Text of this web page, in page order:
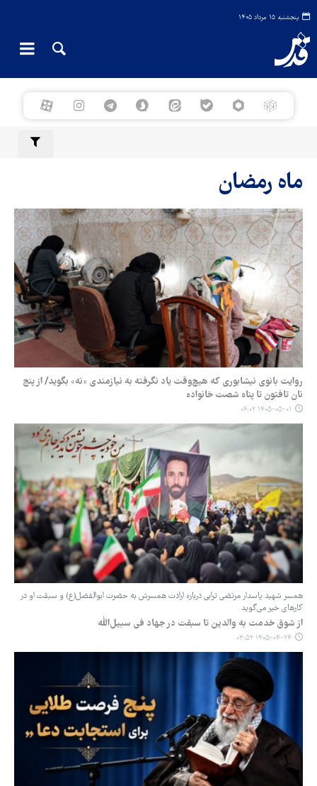
پنجشنبه ۱۵ مرداد ۱۴۰۵
ماه رمضان
روایت بانوی نیشابوری که هیچ‌وقت یاد نگرفته به نیازمندی «نه» بگوید/ از پنج
نان تافتون تا پناه شصت خانواده
۱۴۰۵-۰۵-۰۱ ۰۶:۰۲
همسر شهید پاسدار مرتضی ترابی درباره ارادت همسرش به حضرت ابوالفضل(ع) و سبقت او در
کارهای خیر می‌گوید
از شوق خدمت به والدین تا سبقت در جهاد فی سبیل‌الله
۱۴۰۵-۰۴-۲۴ ۰۳:۵۲